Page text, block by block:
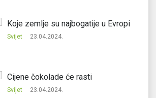
Koje zemlje su najbogatije u Evropi
Svijet 23.04.2024.
Cijene čokolade će rasti
Svijet 23.04.2024.